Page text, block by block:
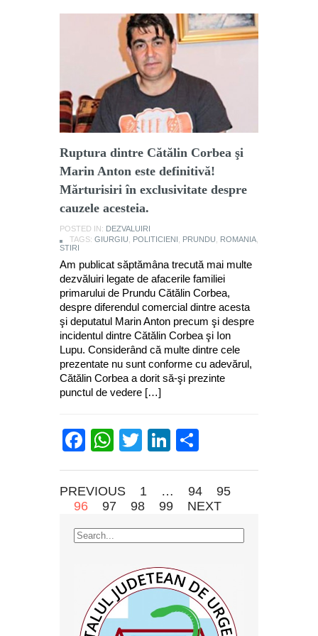
Ruptura dintre Cătălin Corbea şi
Marin Anton este definitivă!
Mărturisiri în exclusivitate despre
cauzele acesteia.
POSTED IN: DEZVALUIRI
TAGS: GIURGIU POLITICIENI PRUNDU ROMANIA
STIRI
Am publicat săptămâna trecută mai multe
dezvăluiri legate de afacerile familiei
primarului de Prundu Cătălin Corbea,
despre diferendul comercial dintre acesta
şi deputatul Marin Anton precum şi despre
incidentul dintre Cătălin Corbea şi Ion
Lupu. Considerând că multe dintre cele
prezentate nu sunt conforme cu adevărul,
Cătălin Corbea a dorit să-şi prezinte
punctul de vedere […]
Facebook
WhatsApp
TwitterLinkedIn
PREVIOUS 1 … 94
95
96
97 98 99 NEXT